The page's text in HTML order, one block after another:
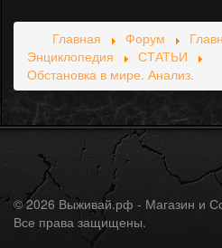
Главная Форум
Энциклопедия
СТАТЬИ
Обстановка в мире. Анализ.
© 2026 Выживай.рф - Магазин и
Все права защищены.